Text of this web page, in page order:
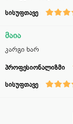
სისუფთავე
მაია
კარგი ხარ
პროფესიონალიზმი
სისუფთავე